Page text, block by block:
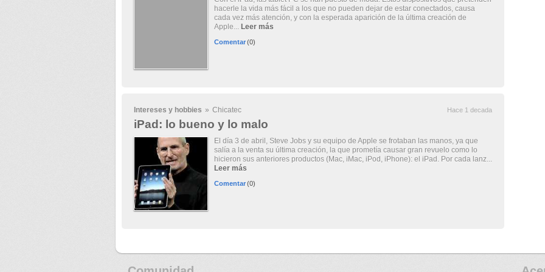
hacerle la vida más fácil a los que no pueden dejar de estar conectados, causa
cada vez más atención, y con la esperada aparición de la última creación de
Apple... Leer más
Comentar (0)
Intereses y hobbies » Chicatec Hace 1 decada
iPad: lo bueno y lo malo
El día 3 de abril, Steve Jobs y su equipo de Apple se frotaban las manos, ya que
salía a la venta su última creación, la que prometía causar gran revuelo como lo
hicieron sus anteriores productos (Mac, iMac, iPod, iPhone): el iPad. Por cada lanz...
Leer más
Comentar (0)